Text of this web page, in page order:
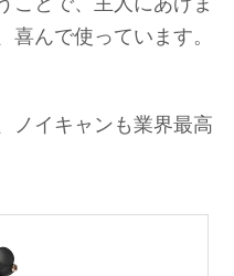
喜んで使っています。
ノイキャンも業界最高